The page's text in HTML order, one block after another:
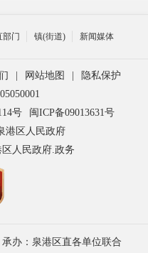
部门 镇(街道) 新闻媒体
| 网站地图 |
隐私保护
号
闽ICP备09013631号
港区人民政府
人民政府.政务
承办：泉港区直各单位联合